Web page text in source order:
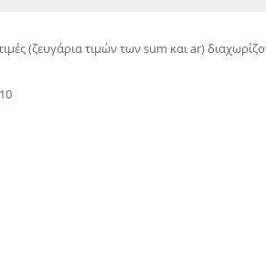
(ζευγάρια τιμών των sum και ar)